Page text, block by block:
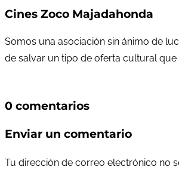
Cines Zoco Majadahonda
Somos una asociación sin ánimo de
de salvar un tipo de oferta cultural
0 comentarios
Enviar un comentario
Tu dirección de correo electrónico no